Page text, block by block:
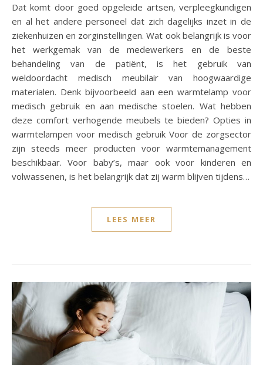
Dat komt door goed opgeleide artsen, verpleegkundigen
en al het andere personeel dat zich dagelijks inzet in de
ziekenhuizen en zorginstellingen. Wat ook belangrijk is voor
het werkgemak van de medewerkers en de beste
behandeling van de patiënt, is het gebruik van
weldoordacht medisch meubilair van hoogwaardige
materialen. Denk bijvoorbeeld aan een warmtelamp voor
medisch gebruik en aan medische stoelen. Wat hebben
deze comfort verhogende meubels te bieden? Opties in
warmtelampen voor medisch gebruik Voor de zorgsector
zijn steeds meer producten voor warmtemanagement
beschikbaar. Voor baby’s, maar ook voor kinderen en
volwassenen, is het belangrijk dat zij warm blijven tijdens…
LEES MEER